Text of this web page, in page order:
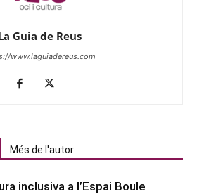
Guia de Reus
www.laguiadereus.com
Més de l'autor
inclusiva a l’Espai Boule